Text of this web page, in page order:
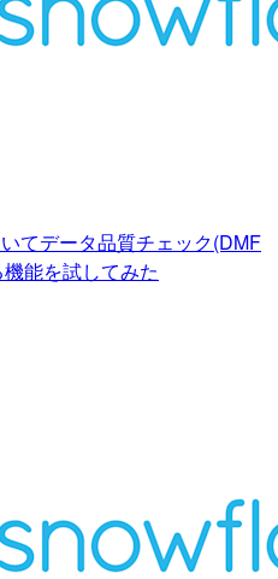
てデータ品質チェック(DMF
能を試してみた